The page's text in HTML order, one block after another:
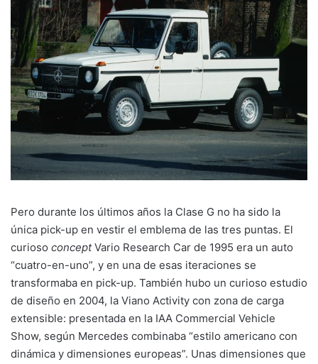
Pero durante los últimos años la Clase G no ha sido la
única pick-up en vestir el emblema de las tres puntas. El
curioso conceptVario Research Car de 1995 era un auto
“cuatro-en-uno”, y en una de esas iteraciones se
transformaba en pick-up. También hubo un curioso estudio
de diseño en 2004, la Viano Activity con zona de carga
extensible: presentada en la IAA Commercial Vehicle
Show, según Mercedes combinaba “estilo americano con
dinámica y dimensiones europeas”. Unas dimensiones que